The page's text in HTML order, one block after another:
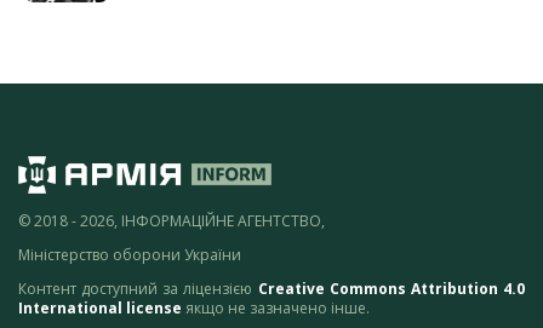
© 2018 - 2026, ІНФОРМАЦІЙНЕ АГЕНТСТВО,
Міністерство оборони України
Контент доступний за ліцензією Creative Commons Attribution 4.0
International license якщо не зазначено інше.